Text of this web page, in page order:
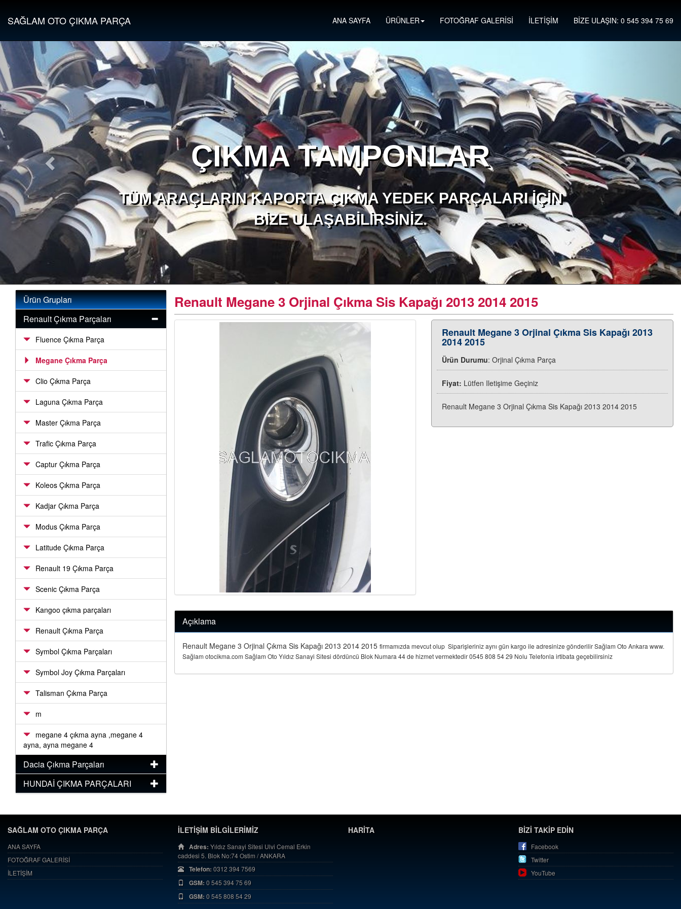
SAĞLAM OTO ÇIKMA PARÇA ANA SAYFA ÜRÜNLER FOTOĞRAF GALERİSİ İLETİŞİM BİZE ULAŞIN: 0 545 394 75 69
ÇIKMA TAMPONLAR
TÜM ARAÇLARIN KAPORTA ÇIKMA YEDEK PARÇALARI İÇIN
BIZE ULAŞABILIRSINIZ.
Ürün Grupları
Renault Çıkma Parçaları
Fluence Çıkma Parça
Megane Çıkma Parça
Clio Çıkma Parça
Laguna Çıkma Parça
Master Çıkma Parça
Trafic Çıkma Parça
Captur Çıkma Parça
Koleos Çıkma Parça
Kadjar Çıkma Parça
Modus Çıkma Parça
Latitude Çıkma Parça
Renault 19 Çıkma Parça
Scenic Çıkma Parça
Kangoo çıkma parçaları
Renault Çıkma Parça
Symbol Çıkma Parçaları
Symbol Joy Çıkma Parçaları
Talisman Çıkma Parça
m
megane 4 çıkma ayna ,megane 4
ayna, ayna megane 4
Dacia Çıkma Parçaları
HUNDAİ ÇIKMA PARÇALARI
Renault Megane 3 Orjinal Çıkma Sis Kapağı 2013 2014 2015
Renault Megane 3 Orjinal Çıkma Sis Kapağı 2013
2014 2015
Ürün Durumu: Orjinal Çıkma Parça
Fiyat: Lütfen Iletişime Geçiniz
Renault Megane 3 Orjinal Çıkma Sis Kapağı 2013 2014 2015
Açıklama
Renault Megane 3 Orjinal Çıkma Sis Kapağı 2013 2014 2015 firmamızda mevcut olup Siparişleriniz aynı gün kargo ile adresinize gönderilir Sağlam Oto Ankara www.
Sağlam otocikma.com Sağlam Oto Yıldız Sanayi Sitesi dördüncü Blok Numara 44 de hizmet vermektedir 0545 808 54 29 Nolu Telefonla irtibata geçebilirsiniz
SAĞLAM OTO ÇIKMA PARÇA
ANA SAYFA
FOTOĞRAF GALERİSİ
İLETİŞİM
İLETİŞİM BİLGİLERİMİZ
Adres: Yıldız Sanayi Sitesi Ulvi Cemal Erkin
caddesi 5. Blok No:74 Ostim / ANKARA
Telefon: 0312 394 7569
GSM: 0 545 394 75 69
GSM: 0 545 808 54 29
HARİTA BİZİ TAKİP EDİN
Facebook
Twitter
YouTube